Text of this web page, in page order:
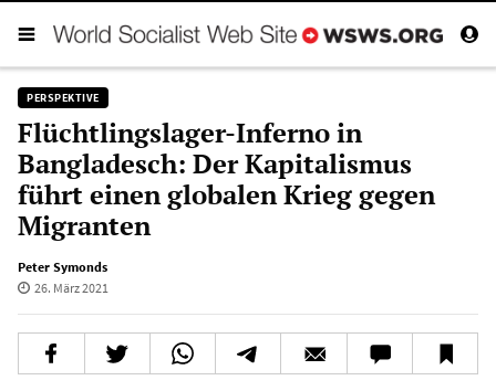
PERSPEKTIVE
Flüchtlingslager-Inferno in
Bangladesch: Der Kapitalismus
führt einen globalen Krieg gegen
Migranten
Peter Symonds
26. März 2021